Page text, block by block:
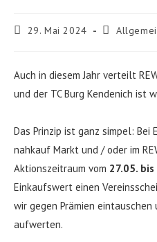
Beitrag
29. Mai 2024
Beitrags-
Auch in diesem Jahr verteilt
und der TC Burg Kendenich ist
Das Prinzip ist ganz simpel: Bei
nahkauf Markt und / oder im
Aktionszeitraum vom 27.05.
Einkaufswert einen
wir gegen Prämien
aufwerten.